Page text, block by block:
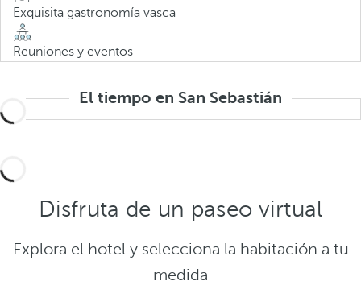
Exquisita gastronomía vasca
Reuniones y eventos
El tiempo en San Sebastián
Disfruta de un paseo virtual
Explora el hotel y selecciona la habitación a tu
medida